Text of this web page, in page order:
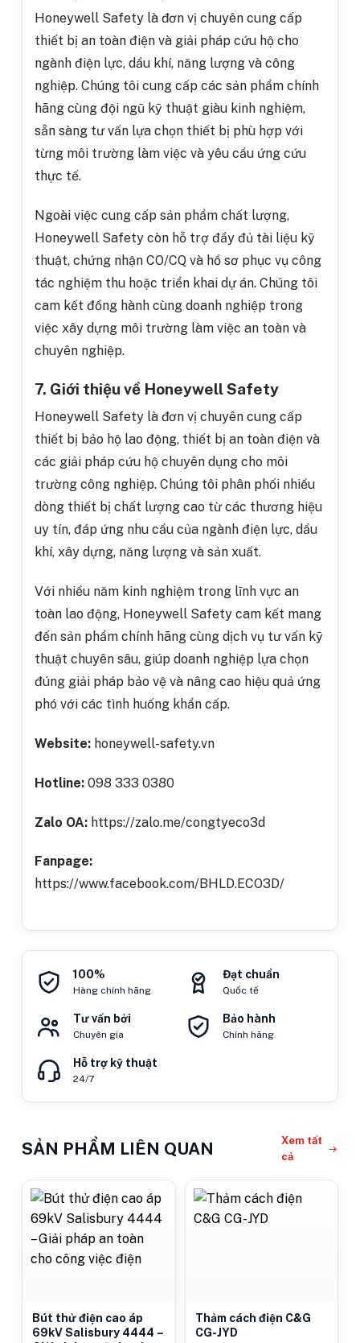
Honeywell Safety là đơn vị chuyên cung cấp
thiết bị an toàn điện và giải pháp cứu hộ cho
ngành điện lực, dầu khí, năng lượng và công
nghiệp. Chúng tôi cung cấp các sản phẩm chính
hãng cùng đội ngũ kỹ thuật giàu kinh nghiệm,
sẵn sàng tư vấn lựa chọn thiết bị phù hợp với
từng môi trường làm việc và yêu cầu ứng cứu
thực tế.
Ngoài việc cung cấp sản phẩm chất lượng,
Honeywell Safety còn hỗ trợ đầy đủ tài liệu kỹ
thuật, chứng nhận CO/CQ và hồ sơ phục vụ công
tác nghiệm thu hoặc triển khai dự án. Chúng tôi
cam kết đồng hành cùng doanh nghiệp trong
việc xây dựng môi trường làm việc an toàn và
chuyên nghiệp.
7. Giới thiệu về Honeywell Safety
Honeywell Safety là đơn vị chuyên cung cấp
thiết bị bảo hộ lao động, thiết bị an toàn điện và
các giải pháp cứu hộ chuyên dụng cho môi
trường công nghiệp. Chúng tôi phân phối nhiều
dòng thiết bị chất lượng cao từ các thương hiệu
uy tín, đáp ứng nhu cầu của ngành điện lực, dầu
khí, xây dựng, năng lượng và sản xuất.
Với nhiều năm kinh nghiệm trong lĩnh vực an
toàn lao động, Honeywell Safety cam kết mang
đến sản phẩm chính hãng cùng dịch vụ tư vấn kỹ
thuật chuyên sâu, giúp doanh nghiệp lựa chọn
đúng giải pháp bảo vệ và nâng cao hiệu quả ứng
phó với các tình huống khẩn cấp.
Website: honeywell-safety.vn
Hotline: 098 333 0380
Zalo OA: https://zalo.me/congtyeco3d
Fanpage:
https://www.facebook.com/BHLD.ECO3D/
100%
Hàng chính hãng
Đạt chuẩn
Quốc tế
Tư vấn bởi
Chuyên gia
Bảo hành
Chính hãng
Hỗ trợ kỹ thuật
24/7
SẢN PHẨM LIÊN QUAN
Xem tất
cả
Bút thử điện cao áp
69kV Salisbury 4444 –
Thảm cách điện C&G
CG-JYD